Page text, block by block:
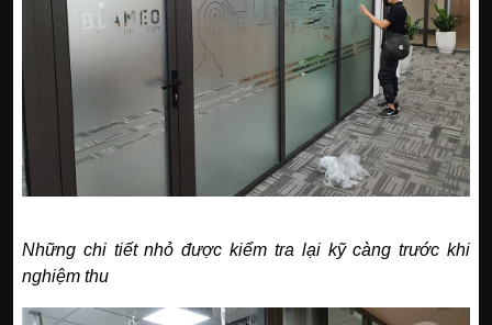
Những chi tiết nhỏ được kiểm tra lại kỹ càng trước khi
nghiệm thu